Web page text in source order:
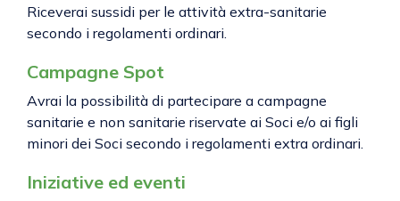
Riceverai sussidi per le attività extra-sanitarie
secondo i regolamenti ordinari.
Campagne Spot
Avrai la possibilità di partecipare a campagne
sanitarie e non sanitarie riservate ai Soci e/o ai figli
minori dei Soci secondo i regolamenti extra ordinari.
Iniziative ed eventi